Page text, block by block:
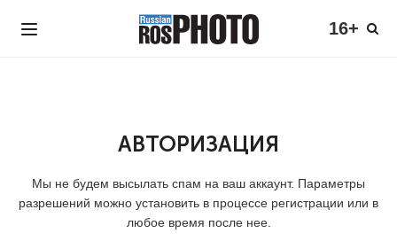
16+
АВТОРИЗАЦИЯ
Мы не будем высылать спам на ваш аккаунт. Параметры
разрешений можно установить в процессе регистрации или в
любое время после нее.